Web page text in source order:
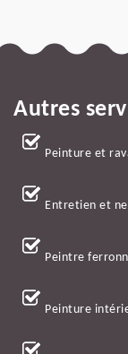
Autres
Peinture et
Entretien et
Peintre
Peinture